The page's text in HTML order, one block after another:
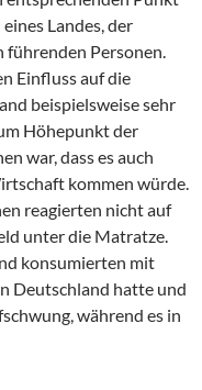
Landes, der
führenden Personen.
Einfluss auf die
beispielsweise sehr
Höhepunkt der
war, dass es auch
kommen würde.
reagierten nicht auf
unter die Matratze.
konsumierten mit
Deutschland hatte und
während es in